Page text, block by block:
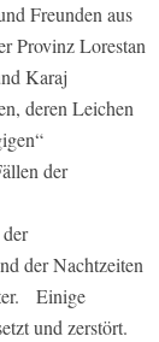
Freunden aus
Provinz Lorestan
Karaj
deren Leichen
der
der Nachtzeiten
Einige
und zerstört.